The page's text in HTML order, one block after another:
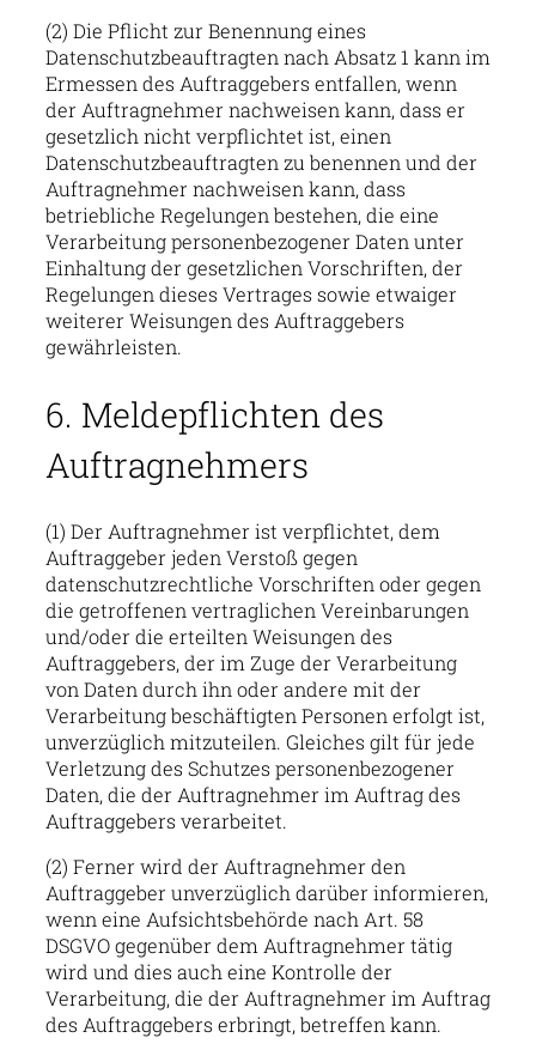
(2) Die Pflicht zur Benennung eines
Datenschutzbeauftragten nach Absatz 1 kann im
Ermessen des Auftraggebers entfallen, wenn
der Auftragnehmer nachweisen kann, dass er
gesetzlich nicht verpflichtet ist, einen
Datenschutzbeauftragten zu benennen und der
Auftragnehmer nachweisen kann, dass
betriebliche Regelungen bestehen, die eine
Verarbeitung personenbezogener Daten unter
Einhaltung der gesetzlichen Vorschriften, der
Regelungen dieses Vertrages sowie etwaiger
weiterer Weisungen des Auftraggebers
gewährleisten.
6. Meldepflichten des
Auftragnehmers
(1) Der Auftragnehmer ist verpflichtet, dem
Auftraggeber jeden Verstoß gegen
datenschutzrechtliche Vorschriften oder gegen
die getroffenen vertraglichen Vereinbarungen
und/oder die erteilten Weisungen des
Auftraggebers, der im Zuge der Verarbeitung
von Daten durch ihn oder andere mit der
Verarbeitung beschäftigten Personen erfolgt ist,
unverzüglich mitzuteilen. Gleiches gilt für jede
Verletzung des Schutzes personenbezogener
Daten, die der Auftragnehmer im Auftrag des
Auftraggebers verarbeitet.
(2) Ferner wird der Auftragnehmer den
Auftraggeber unverzüglich darüber informieren,
wenn eine Aufsichtsbehörde nach Art. 58
DSGVO gegenüber dem Auftragnehmer tätig
wird und dies auch eine Kontrolle der
Verarbeitung, die der Auftragnehmer im Auftrag
des Auftraggebers erbringt, betreffen kann.